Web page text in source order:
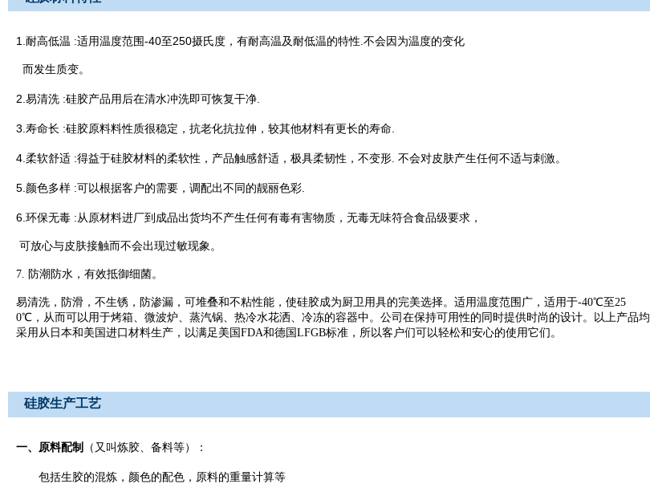
1. 耐高低温 :适用温度范围 -40至 250摄氏度，有耐高温及耐低温的特性 .不会因为温度的变化
而发生质变。
2. 易清洗 :硅胶产品用后在清水冲洗即可恢复干净
3. 寿命长 :硅胶原料料性质很稳定，抗老化抗拉伸，较其他材料有更长的寿命
4. 柔软舒适 :得益于硅胶材料的柔软性，产品触感舒适，极具柔韧性，不变形 . 不会对皮肤产生任何不适与刺激。
5. 颜色多样 :可以根据客户的需要，调配出不同的靓丽色彩
6. 环保无毒 : 从原材料进厂到成品出货均不产生任何有毒有害物质，无毒无味符合食品级要求，
可放心与皮肤接触而不会出现过敏现象。
7. 防潮防水，有效抵御细菌。
易清洗，防滑，不生锈，防渗漏，可堆叠和不粘性能，使硅胶成为厨卫用具的完美选择。适用温度范围广，适用于-40℃至25
0℃，从而可以用于烤箱、微波炉、蒸汽锅、热冷水花洒、冷冻的容器中。公司在保持可用性的同时提供时尚的设计。以上产品均
采用从日本和美国进口材料生产，以满足美国FDA和德国LFGB标准，所以客户们可以轻松和安心的使用它们。
硅胶生产工艺
一、原料配制 （又叫炼胶、备料等）：
包括生胶的混炼，颜色的配色，原料的重量计算等